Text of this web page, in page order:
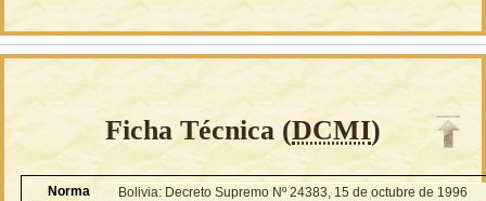
Ficha Técnica (DCMI)
Norma
Bolivia: Decreto Supremo Nº 24383, 15 de octubre de 1996